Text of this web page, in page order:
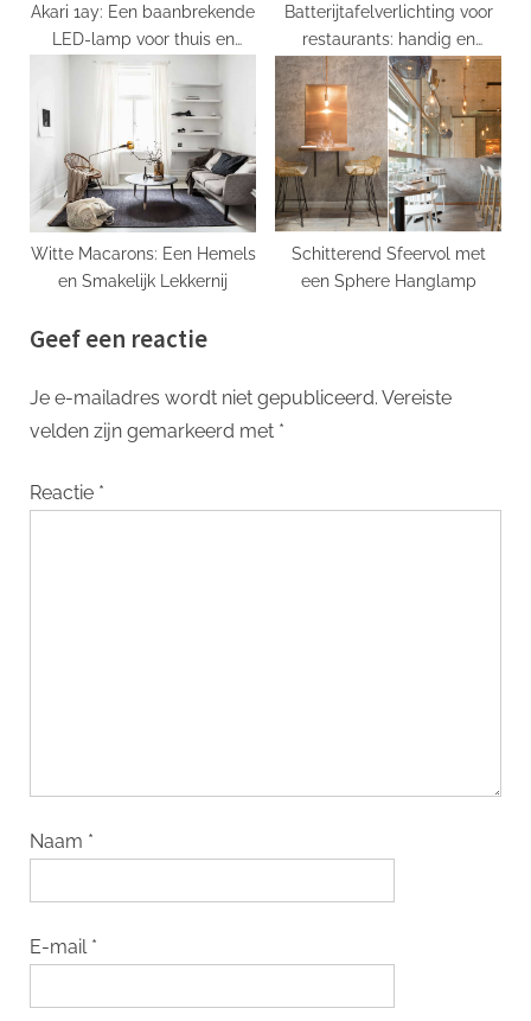
Akari 1ay: Een baanbrekende
LED-lamp voor thuis en
kantoor
Batterijtafelverlichting voor
restaurants: handig en
stijlvol.
Witte Macarons: Een Hemels
en Smakelijk Lekkernij
Schitterend Sfeervol met
een Sphere Hanglamp
Geef een reactie
Je e-mailadres wordt niet gepubliceerd. Vereiste
velden zijn gemarkeerd met *
Reactie *
Naam *
E-mail *